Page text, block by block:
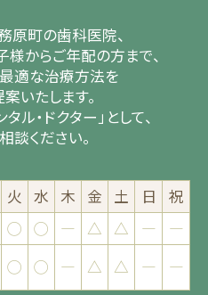
原町の歯科医院、
様からご年配の方まで、
適な治療方法を
いたします。
ル・ドクター」として、
談ください。
火 水 木 金 土 日
祝
◯ ◯ ― △ △ ―
―
◯ ◯ ― △ △ ― ―